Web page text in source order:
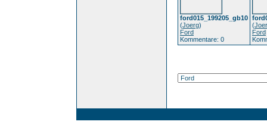
ford015_199205_gb10
(Joerg)
Ford
Kommentare: 0
(
Ford